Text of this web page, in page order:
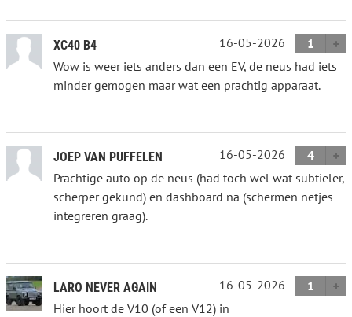
XC40 B4 16-05-2026
1
Wow is weer iets anders dan een EV, de neus had iets
minder gemogen maar wat een prachtig apparaat.
JOEP VAN PUFFELEN 16-05-2026
4
Prachtige auto op de neus (had toch wel wat subtieler,
scherper gekund) en dashboard na (schermen netjes
integreren graag).
LARO NEVER AGAIN 16-05-2026
1
Hier hoort de V10 (of een V12) in